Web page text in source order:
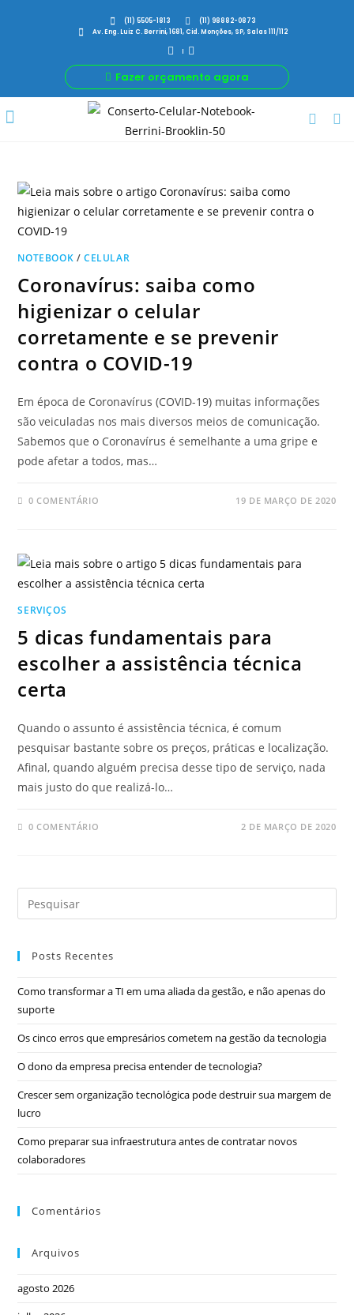
(11) 5505-1813
(11) 98882-0873
Av. Eng. Luiz C. Berrini, 1681, Cid. Monções, SP, Salas 111/112
Fazer orçamento agora
NOTEBOOK /CELULAR
Coronavírus: saiba como
higienizar o celular
corretamente e se prevenir
contra o COVID-19
Em época de Coronavírus (COVID-19) muitas informações
são veiculadas nos mais diversos meios de comunicação.
Sabemos que o Coronavírus é semelhante a uma gripe e
pode afetar a todos, mas…
0 COMENTÁRIO 19 DE MARÇO DE 2020
SERVIÇOS
5 dicas fundamentais para
escolher a assistência técnica
certa
Quando o assunto é assistência técnica, é comum
pesquisar bastante sobre os preços, práticas e localização.
Afinal, quando alguém precisa desse tipo de serviço, nada
mais justo do que realizá-lo…
0 COMENTÁRIO 2 DE MARÇO DE 2020
Posts Recentes
Como transformar a TI em uma aliada da gestão, e não apenas do
suporte
Os cinco erros que empresários cometem na gestão da tecnologia
O dono da empresa precisa entender de tecnologia?
Crescer sem organização tecnológica pode destruir sua margem de
lucro
Como preparar sua infraestrutura antes de contratar novos
colaboradores
Comentários
Arquivos
agosto 2026